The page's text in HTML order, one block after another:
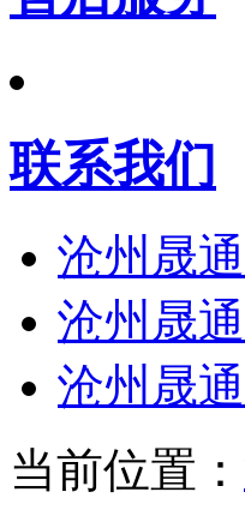
联系我们
沧州晟
沧州晟
沧州晟
当前位置：